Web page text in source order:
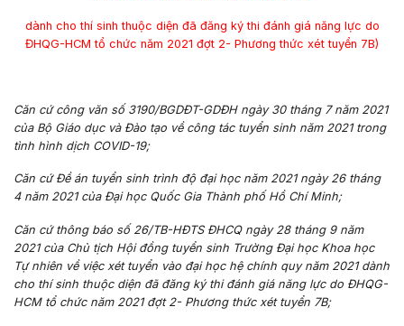
dành cho thí sinh thuộc diện đã đăng ký thi đánh giá năng lực do
ĐHQG-HCM tổ chức năm 2021 đợt 2- Phương thức xét tuyển 7B)
Căn cứ công văn số 3190/BGDĐT-GDĐH ngày 30 tháng 7 năm 2021
của Bộ Giáo dục và Đào tạo về công tác tuyển sinh năm 2021 trong
tình hình dịch COVID-19;
Căn cứ Đề án tuyển sinh trình độ đại học năm 2021 ngày 26 tháng
4 năm 2021 của Đại học Quốc Gia Thành phố Hồ Chí Minh;
Căn cứ thông báo số 26/TB-HĐTS ĐHCQ ngày 28 tháng 9 năm
2021 của Chủ tịch Hội đồng tuyển sinh Trường Đại học Khoa học
Tự nhiên về việc xét tuyển vào đại học hệ chính quy năm 2021 dành
cho thí sinh thuộc diện đã đăng ký thi đánh giá năng lực do ĐHQG-
HCM tổ chức năm 2021 đợt 2- Phương thức xét tuyển 7B;